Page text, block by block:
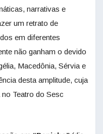
narrativas e
um retrato de
em diferentes
não ganham o devido
Macedônia, Sérvia e
desta amplitude, cuja
Teatro do Sesc